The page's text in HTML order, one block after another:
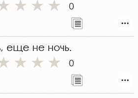
0
еще не ночь.
0